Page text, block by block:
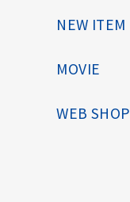
NEW ITEM
MOVIE
WEB SHOP